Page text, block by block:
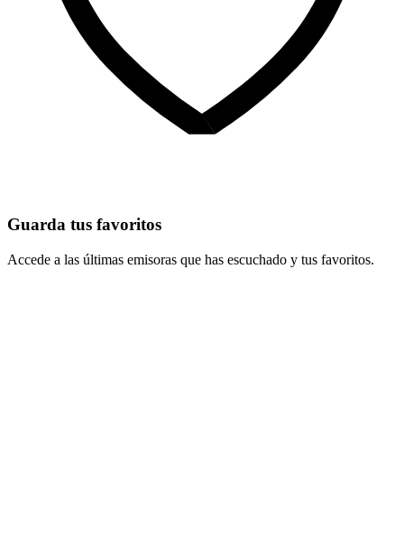
Guarda tus favoritos
Accede a las últimas emisoras que has escuchado y tus favoritos.